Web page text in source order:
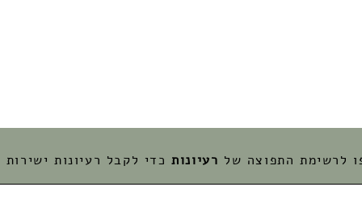
לרשימת התפוצה של רעיונות כדי לקבל רעיונות ישירות